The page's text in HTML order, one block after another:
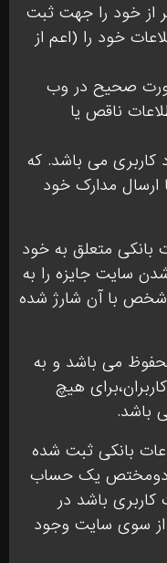
از خود را جهت ثبت
خود را (اعم از
صحیح در وب
ناقص یا
می باشد. که
ارسال مدارک خود
بانکی متعلق به خود
سایت جایزه را به
شخص با آن شارژ شده
محفوظ می باشد و به
هیچ
باشد.
بانکی ثبت شده
یک حساب
باشد در
از سوی سایت وجود